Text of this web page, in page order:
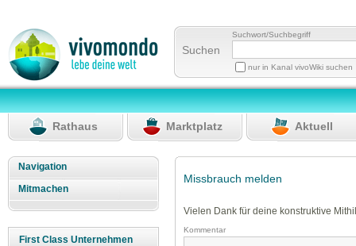
Suchen
Suchwort/Suchbegriff
nur in Kanal vivoWiki suchen
Rathaus Marktplatz Aktuell
Navigation
Mitmachen
First Class Unternehmen
Missbrauch melden
Vielen Dank für deine konstruktive
Kommentar